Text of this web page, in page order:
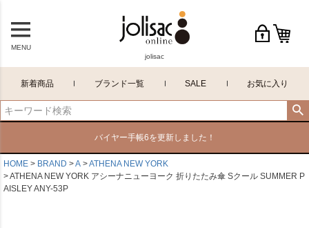
MENU
jolisac
新着商品 ブランド一覧 SALE お気に入り
バイヤー手帳6を更新しました！
HOME BRAND A
ATHENA NEW YORK
ATHENA NEW YORK アシーナニューヨーク 折りたたみ傘 Sクール SUMMER P
AISLEY ANY-53P